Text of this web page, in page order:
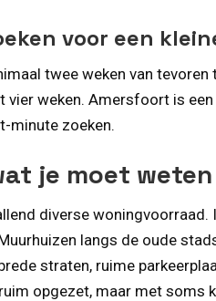
voor een
twee weken van
weken. Amersfoort is
minute zoeken.
je moet
diverse
langs de oude
straten, ruime
opgezet, maar met